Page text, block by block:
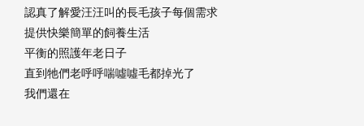
認真了解愛汪汪叫的長毛孩子每個需求
提供快樂簡單的飼養生活
平衡的照護年老日子
直到牠們老呼呼喘噓噓毛都掉光了
我們還在